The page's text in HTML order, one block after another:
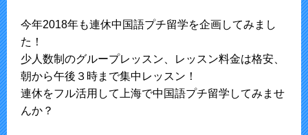
今年2018年も連休中国語プチ留学を企画してみまし
た！
少人数制のグループレッスン、レッスン料金は格安、
朝から午後３時まで集中レッスン！
連休をフル活用して上海で中国語プチ留学してみませ
んか？